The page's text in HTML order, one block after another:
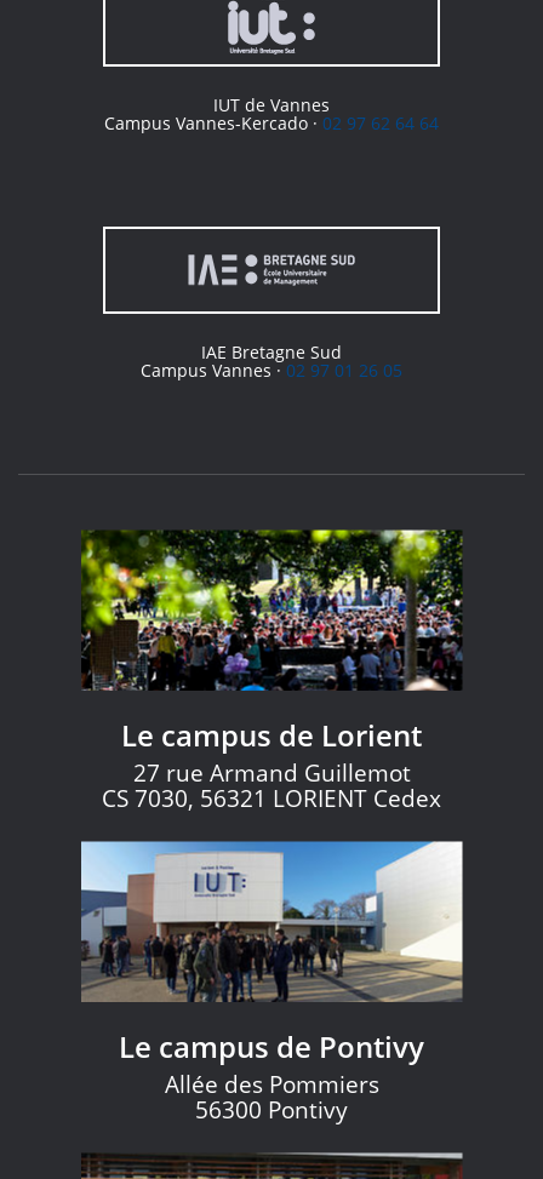
IUT de Vannes
Campus Vannes-Kercado · 02 97 62 64 64
IAE Bretagne Sud
Campus Vannes ·02 97 01 26 05
Le campus de Lorient
27 rue Armand Guillemot
CS 7030, 56321 LORIENT Cedex
Le campus de Pontivy
Allée des Pommiers
56300 Pontivy